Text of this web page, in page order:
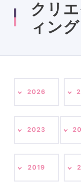
クリ
ィン
2026
2023
2019